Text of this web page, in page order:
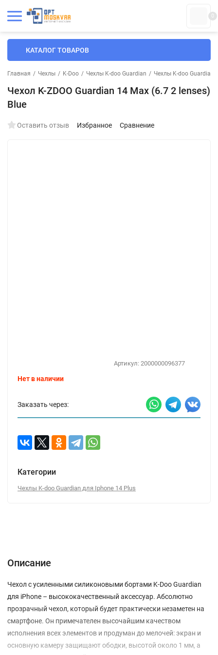
0
КАТАЛОГ ТОВАРОВ
Главная / Чехлы / K-Doo / Чехлы K-doo Guardian / Чехлы K-doo Guardian
Чехол K-ZDOO Guardian 14 Max (6.7 2 lenses)
Blue
Оставить отзыв Избранное Сравнение
Артикул: 2000000096377
Нет в наличии
Заказать через:
Категории
Чехлы K-doo Guardian для Iphone 14 Plus
Описание
Чехол с усиленными силиконовыми бортами K-Doo Guardian
для iPhone – высококачественный аксессуар. Абсолютно
прозрачный чехол, который будет практически незаметен на
смартфоне. Он примечателен высочайшим качеством
исполнения всех элементов и продуман до мелочей: экран и
основную камеру защищают ободки, высотой около 1 мм, а